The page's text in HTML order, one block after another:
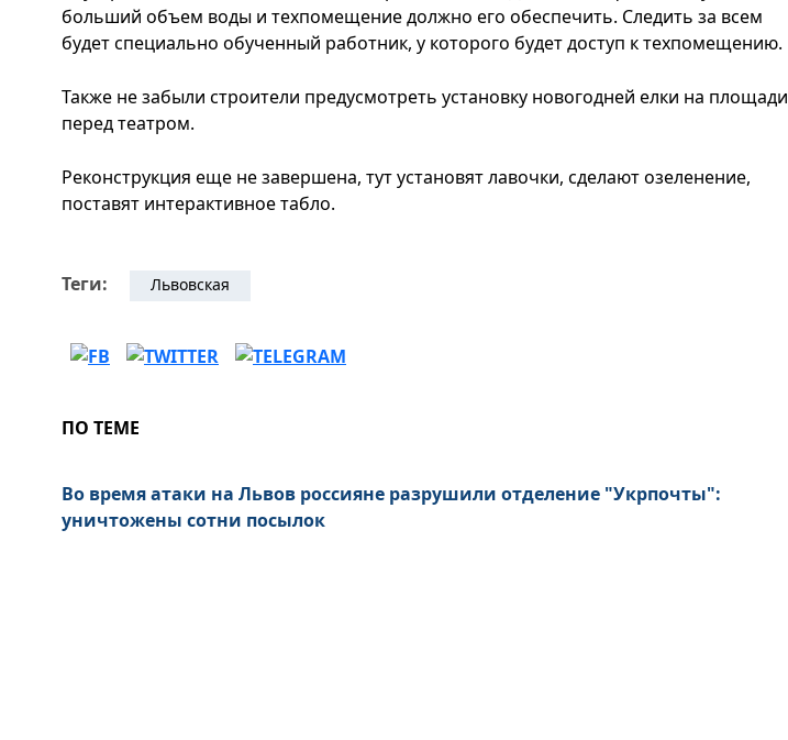
больший объем воды и техпомещение должно его обеспечить. Следить за всем
будет специально обученный работник, у которого будет доступ к техпомещению.
Также не забыли строители предусмотреть установку новогодней елки на площади
перед театром.
Реконструкция еще не завершена, тут установят лавочки, сделают озеленение,
поставят интерактивное табло.
Теги: Львовская
ПО ТЕМЕ
Во время атаки на Львов россияне разрушили отделение "Укрпочты":
уничтожены сотни посылок